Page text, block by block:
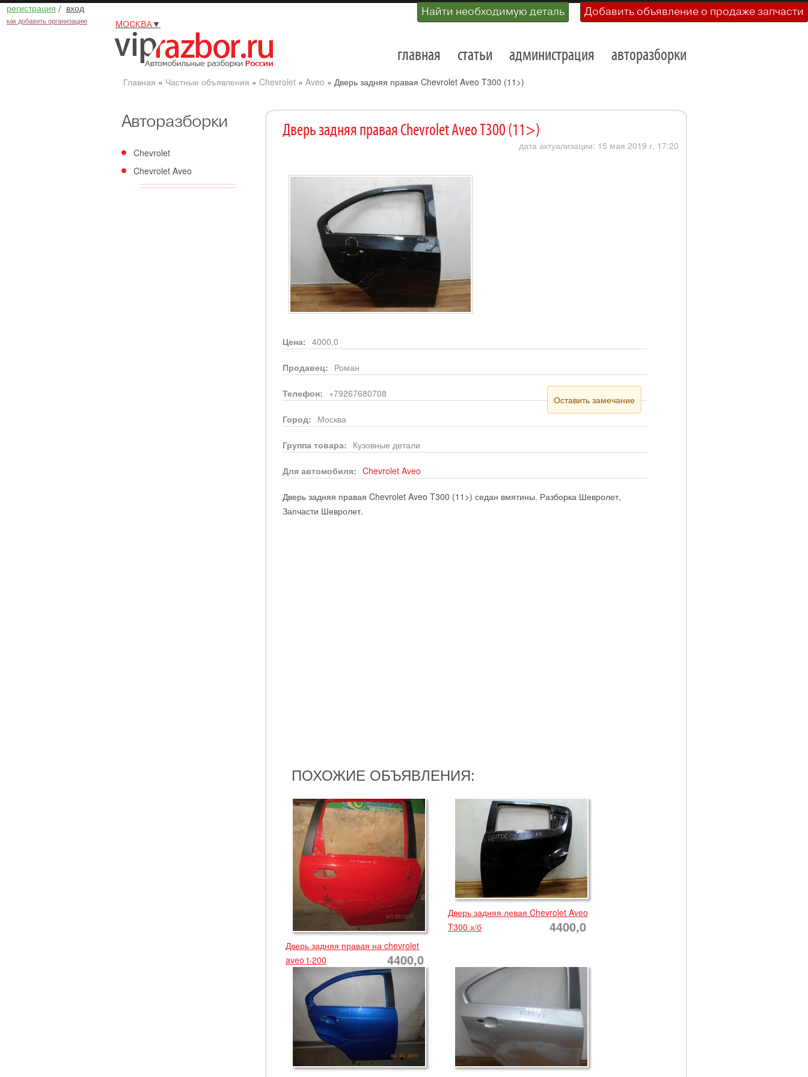
регистрация / вход
как добавить организацию
Найти необходимую деталь Добавить объявление о продаже запчасти
МОСКВА▼
главная статьи администрация авторазборки
Главная » Частные объявления » Chevrolet» Aveo » Дверь задняя правая Chevrolet Aveo T300 (11>)
Авторазборки
Chevrolet
Chevrolet Aveo
Дверь задняя правая Chevrolet Aveo T300 (11>)
дата актуализации: 15 мая 2019 г. 17:20
Цена: 4000,0
Продавец: Роман
Телефон: +79267680708
Оставить замечание
Город: Москва
Группа товара: Кузовные детали
Для автомобиля: Chevrolet Aveo
Дверь задняя правая Chevrolet Aveo T300 (11>) седан вмятины. Разборка Шевролет,
Запчасти Шевролет.
ПОХОЖИЕ ОБЪЯВЛЕНИЯ:
Дверь задняя правая на chevrolet
aveo t-200
4400,0
Дверь задняя левая Chevrolet Aveo
T300 х/б
4400,0